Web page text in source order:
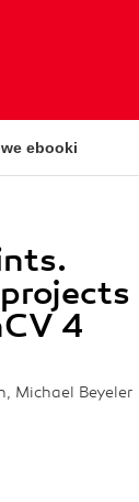
ebooki
4
Michael Beyeler